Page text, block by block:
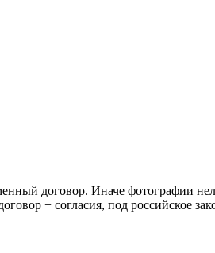
договор. Иначе фотографии
+ согласия, под российское